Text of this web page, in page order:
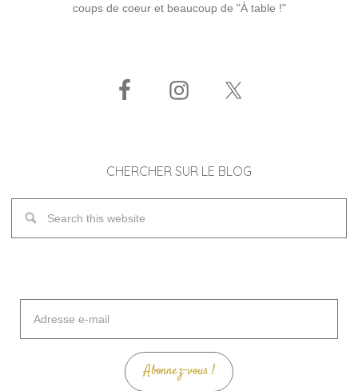
coups de coeur et beaucoup de "À table !"
CHERCHER SUR LE BLOG
mail
Abonnez-vous !